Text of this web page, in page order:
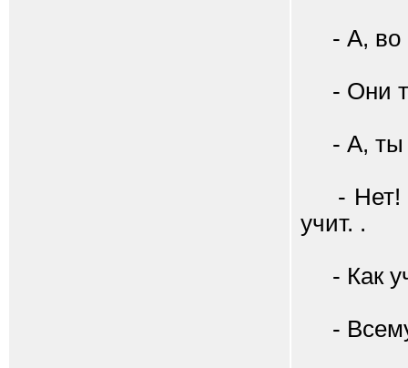
- А, во
- Они
- А, ты
- Нет! Я
учит. .
- Как
- Всему